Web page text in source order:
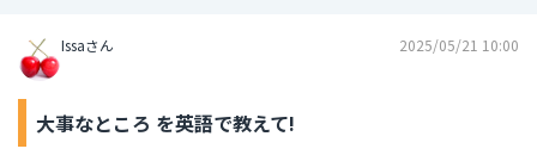
Issaさん 2025/05/21 10:00
大事なところ を英語で教えて!